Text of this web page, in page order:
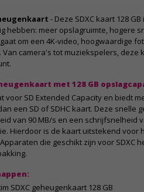
- Deze SDXC kaart 128
hebben: meer opslagruimte, hogere
om een 4K-video, hoogwaardige
Van camera's tot muziekspelers, deze
met 128 GB
voor SD Extended Capacity en biedt
een SD of SDHC kaart. Deze snelle
van 90 MB/s en een schrijfsnelheid
Hierdoor is de kaart uitstekend voor
die geschikt zijn voor SDXC
SDXC geheugenkaart 128 GB